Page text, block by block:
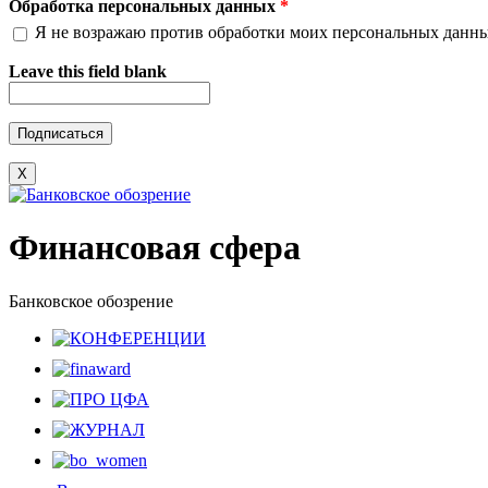
Обработка персональных данных *
Я не возражаю против обработки моих персональных
Leave this field blank
X
Финансовая сфера
Банковское обозрение